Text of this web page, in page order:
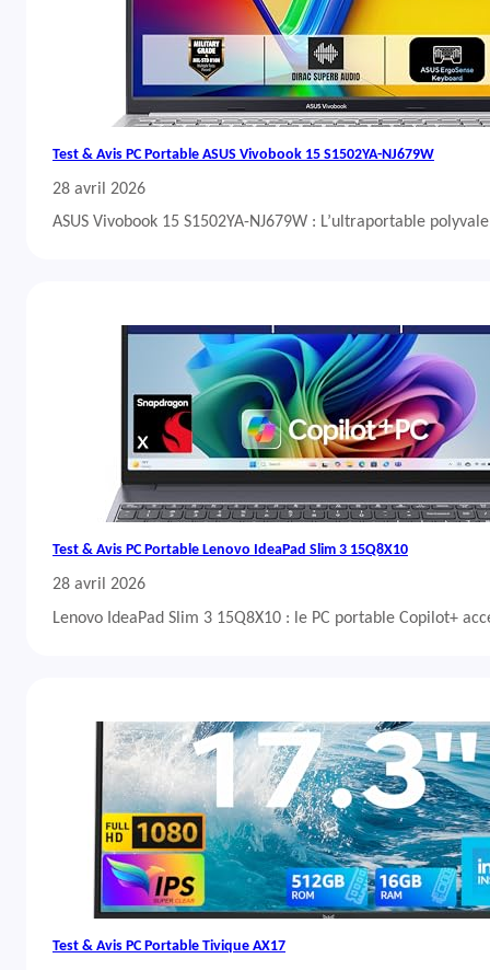
Test & Avis PC Portable ASUS Vivobook 15 S1502YA-NJ679W
28 avril 2026
ASUS Vivobook 15 S1502YA-NJ679W : L’ultraportable
Test & Avis PC Portable Lenovo IdeaPad Slim 3 15Q8X10
28 avril 2026
Lenovo IdeaPad Slim 3 15Q8X10 : le PC portable Copilot+
Test & Avis PC Portable Tivique AX17